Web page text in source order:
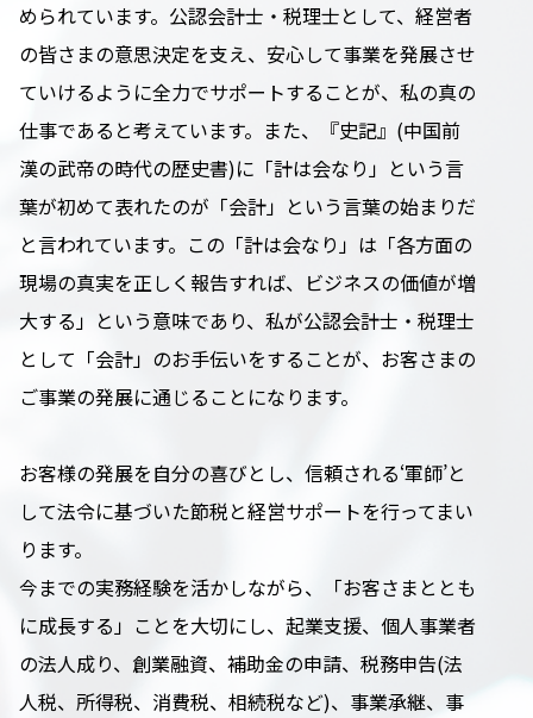
められています。公認会計士・税理士として、経営者
の皆さまの意思決定を支え、安心して事業を発展させ
ていけるように全力でサポートすることが、私の真の
仕事であると考えています。また、『史記』(中国前
漢の武帝の時代の歴史書)に「計は会なり」という言
葉が初めて表れたのが「会計」という言葉の始まりだ
と言われています。この「計は会なり」は「各方面の
現場の真実を正しく報告すれば、ビジネスの価値が増
大する」という意味であり、私が公認会計士・税理士
として「会計」のお手伝いをすることが、お客さまの
ご事業の発展に通じることになります。
お客様の発展を自分の喜びとし、信頼される‘軍師’と
して法令に基づいた節税と経営サポートを行ってまい
ります。
今までの実務経験を活かしながら、「お客さまととも
に成長する」ことを大切にし、起業支援、個人事業者
の法人成り、創業融資、補助金の申請、税務申告(法
人税、所得税、消費税、相続税など)、事業承継、事